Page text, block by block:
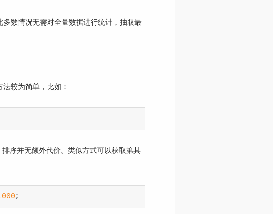
数情况无需对全量数据进行统计，抽取最
较为简单，比如：
序并无额外代价。类似方式可以获取第其
;